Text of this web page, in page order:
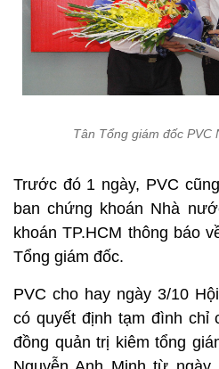
Tân Tổng giám đốc
Trước đó 1 ngày, PVC
ban chứng khoán Nhà
khoán TP.HCM thông báo
Tổng giám đốc.
PVC cho hay ngày 3/10
có quyết định tạm đình chỉ
đồng quản trị kiêm tổng